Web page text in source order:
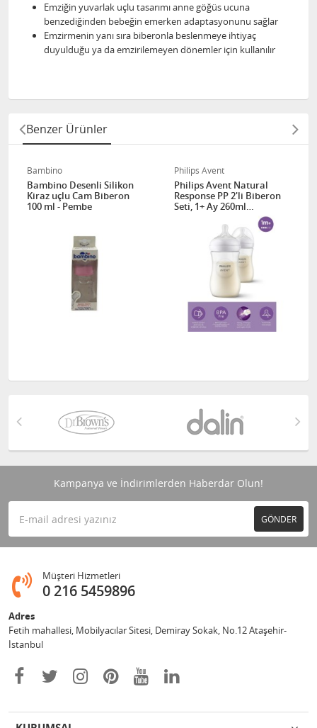
Emziğin yuvarlak uçlu tasarımı anne göğüs ucuna
benzediğinden bebeğin emerken adaptasyonunu sağlar
Emzirmenin yanı sıra biberonla beslenmeye ihtiyaç
duyulduğu ya da emzirilemeyen dönemler için kullanılır
Benzer Ürünler
Bambino
Bambino Desenli Silikon
Kiraz uçlu Cam Biberon
100 ml - Pembe
Philips Avent
Philips Avent Natural
Response PP 2'li Biberon
Seti, 1+ Ay 260ml
Kampanya ve İndirimlerden Haberdar Olun!
GÖNDER
Müşteri Hizmetleri
0 216 5459896
Adres
Fetih mahallesi, Mobilyacılar Sitesi, Demiray Sokak, No.12 Ataşehir-
İstanbul